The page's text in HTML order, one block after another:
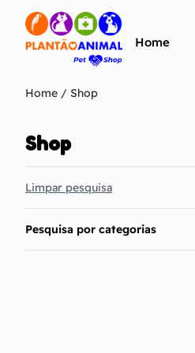
Home
Home / Shop
Shop
Limpar pesquisa
Pesquisa por categorias